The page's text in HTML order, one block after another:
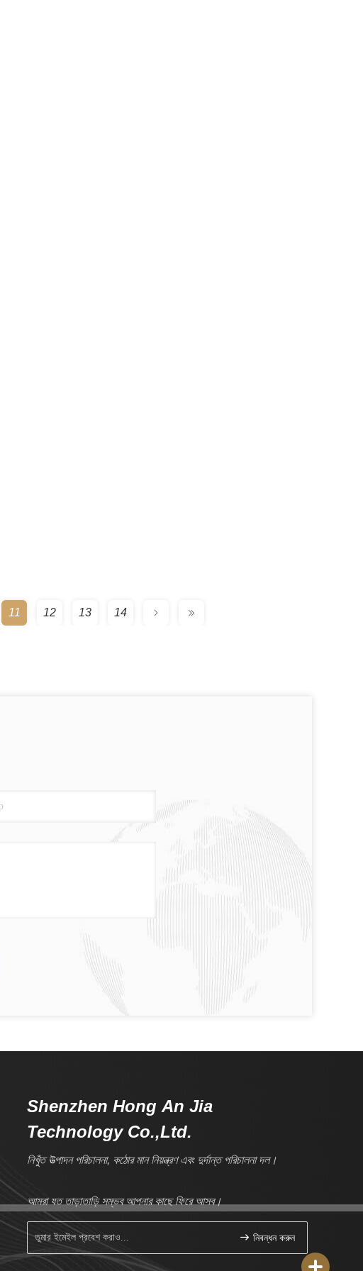
11 12 13 14
Shenzhen Hong An Jia
Technology Co.,Ltd.
নিখুঁত উত্পাদন পরিচালনা, কঠোর মান নিয়ন্ত্রণ এবং দুর্দান্ত পরিচালনা দল।
আমরা যত তাড়াতাড়ি সম্ভব আপনার কাছে ফিরে আসব।
নিবন্ধন করুন